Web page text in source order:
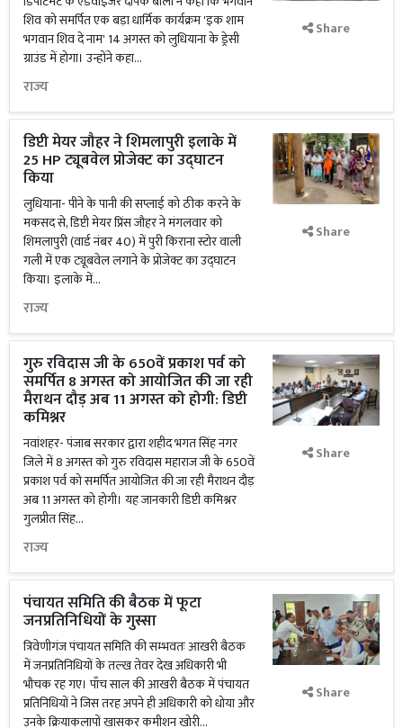
शिव को समर्पित एक बड़ा धार्मिक कार्यक्रम 'इक शाम
भगवान शिव दे नाम' 14 अगस्त को लुधियाना के ड्रेसी
ग्राउंड में होगा। उन्होंने कहा...
राज्य
Share
डिप्टी मेयर जौहर ने शिमलापुरी इलाके में
25 HP ट्यूबवेल प्रोजेक्ट का उद्घाटन
किया
लुधियाना- पीने के पानी की सप्लाई को ठीक करने के
मकसद से, डिप्टी मेयर प्रिंस जौहर ने मंगलवार को
शिमलापुरी (वार्ड नंबर 40) में पुरी किराना स्टोर वाली
गली में एक ट्यूबवेल लगाने के प्रोजेक्ट का उद्घाटन
किया। इलाके में...
राज्य
Share
गुरु रविदास जी के 650वें प्रकाश पर्व को
समर्पित 8 अगस्त को आयोजित की जा रही
मैराथन दौड़ अब 11 अगस्त को होगी: डिप्टी
कमिश्नर
नवांशहर- पंजाब सरकार द्वारा शहीद भगत सिंह नगर
जिले में 8 अगस्त को गुरु रविदास महाराज जी के 650वें
प्रकाश पर्व को समर्पित आयोजित की जा रही मैराथन दौड़
अब 11 अगस्त को होगी। यह जानकारी डिप्टी कमिश्नर
गुलप्रीत सिंह...
राज्य
Share
पंचायत समिति की बैठक में फूटा
जनप्रतिनिधियों के गुस्सा
​त्रिवेणीगंज पंचायत समिति की सम्भवतः आखरी बैठक
में जनप्रतिनिधियों के तल्ख तेवर देख अधिकारी भी
भौचक रह गए। पाँच साल की आखरी बैठक में पंचायत
प्रतिनिधियों ने जिस तरह अपने ही अधिकारी को धोया और
उनके क्रियाकलापों खासकर कमीशन खोरी...
Share